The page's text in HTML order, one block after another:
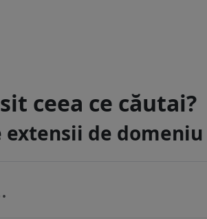
ceea ce căutai?
extensii de domeniu